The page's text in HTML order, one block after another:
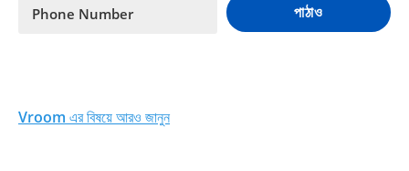
Phone Number পাঠাও
Vroom এর বিষয়ে আরও জানুন